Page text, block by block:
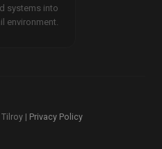
systems into
environment.
| Privacy Policy